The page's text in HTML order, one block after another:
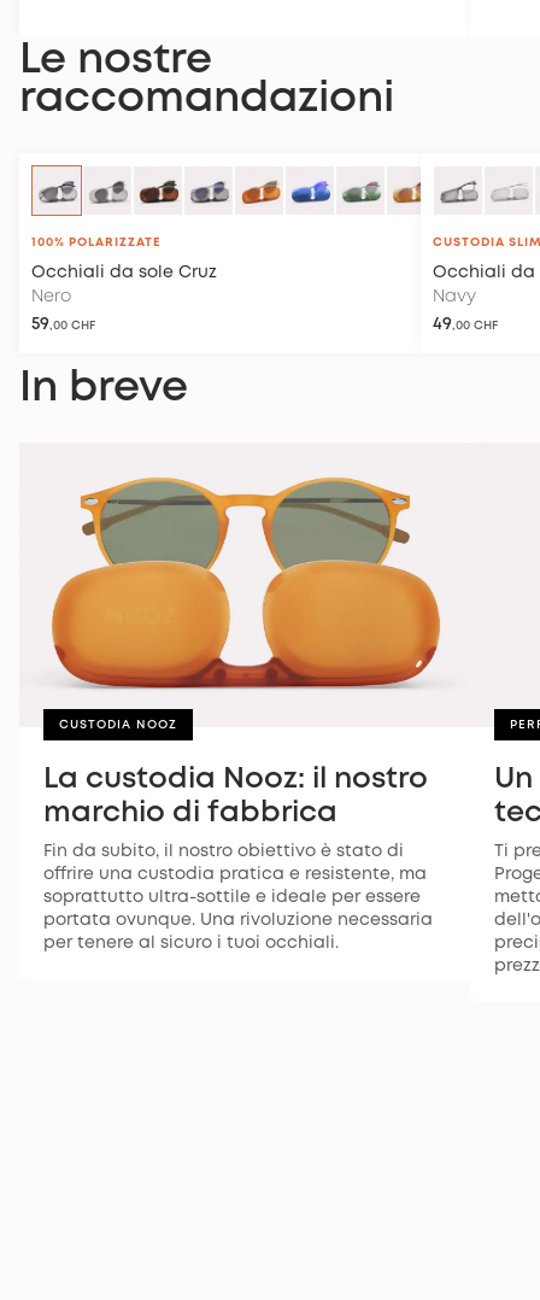
Le nostre
raccomandazioni
100% POLARIZZATE
Occhiali da sole Cruz
Nero
59,00 CHF
CUSTODIA
Occhiali da
Navy
49,00 CHF
In breve
CUSTODIA NOOZ
La custodia Nooz: il nostro
marchio di fabbrica
Fin da subito, il nostro obiettivo è stato di
offrire una custodia pratica e resistente, ma
soprattutto ultra-sottile e ideale per essere
portata ovunque. Una rivoluzione necessaria
per tenere al sicuro i tuoi occhiali.
Ti